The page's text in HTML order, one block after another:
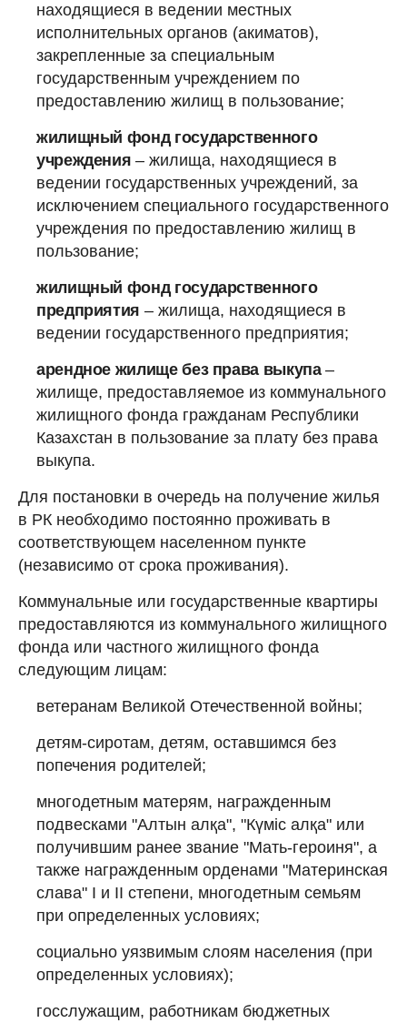
находящиеся в ведении местных
исполнительных органов (акиматов),
закрепленные за специальным
государственным учреждением по
предоставлению жилищ в пользование;
жилищный фонд государственного
учреждения – жилища, находящиеся в
ведении государственных учреждений, за
исключением специального государственного
учреждения по предоставлению жилищ в
пользование;
жилищный фонд государственного
предприятия – жилища, находящиеся в
ведении государственного предприятия;
арендное жилище без права выкупа–
жилище, предоставляемое из коммунального
жилищного фонда гражданам Республики
Казахстан в пользование за плату без права
выкупа.
Для постановки в очередь на получение жилья
в РК необходимо постоянно проживать в
соответствующем населенном пункте
(независимо от срока проживания).
Коммунальные или государственные квартиры
предоставляются из коммунального жилищного
фонда или частного жилищного фонда
следующим лицам:
ветеранам Великой Отечественной войны;
детям-сиротам, детям, оставшимся без
попечения родителей;
многодетным матерям, награжденным
подвесками "Алтын алқа", "Күміс алқа" или
получившим ранее звание "Мать-героиня", а
также награжденным орденами "Материнская
слава" I и II степени, многодетным семьям
при определенных условиях;
социально уязвимым слоям населения (при
определенных условиях);
госслужащим, работникам бюджетных